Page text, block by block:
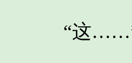
“这